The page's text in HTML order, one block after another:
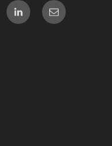
LInkedIn メ
ー